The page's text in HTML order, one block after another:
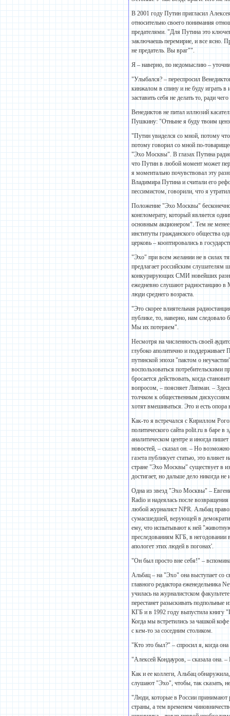
В 2001 году Путин пригласил
относительно своего понимания
предателями. "Для Путина это
заключаешь перемирие, и все ясно.
не предатель. Вы враг"".
Я – наверно, по недомыслию –
"Улыбался? – переспросил
кинжалом в спину и не буду играть
заставить себя не делать то, ради
Венедиктов не питал иллюзий
Пушкину: "Отныне я буду твоим
"Путин увиделся со мной, потому
потому говорил со мной по-
"Эхо Москвы". В глазах Путина
что Путин в любой момент может
я моментально почувствовал эту
Владимира Путина и считали его
пессимистом, говорили, что я
Положение "Эхо Москвы" бесконечно
конгломерату, который является
основным акционером". Тем не
институты гражданского общества
церковь – кооптировались в
"Эхо" при всем желании не в силах
предлагает российским слушателям
конкурирующих СМИ новейших
ежедневно слушают радиостанцию в
люди среднего возраста.
"Это скорее влиятельная
публике, то, наверно, нам следовало
Мы их потеряем".
Несмотря на численность своей
глубоко аполитично и
путинской эпохи "пактом о
воспользоваться потребительскими
бросается действовать, когда
вопросом, – поясняет Липман. –
толчком к общественным
хотят вмешиваться. Это и есть опора
Как-то я встречался с Кириллом
политического сайта polit.ru в баре
аналитическом центре и иногда
новостей, – сказал он. – Но
газета публикует статью, это влияет
стране "Эхо Москвы" существует в
достигает, но дальше дело никогда не
Одна из звезд "Эхо Москвы" –
Radio и надеялась после
любой журналист NPR. Альбац
сумасшедшей, верующей в
ему, что испытывают к ней
преследованиям КГБ, в негодовании
апологет этих людей в погонах'.
"Он был просто вне себя!" –
Альбац – на "Эхо" она выступает со
главного редактора еженедельника
училась на журналистском
перестанет разыскивать подпольные
КГБ и в 1992 году выпустила книгу
Когда мы встретились за чашкой
с кем-то за соседним столиком.
"Кто это был?" – спросил я, когда она
"Алексей Кондауров, – сказала она.
Как и ее коллеги, Альбац
слушают "Эхо", чтобы, так сказать,
"Люди, которые в России принимают
страны, а тем временем